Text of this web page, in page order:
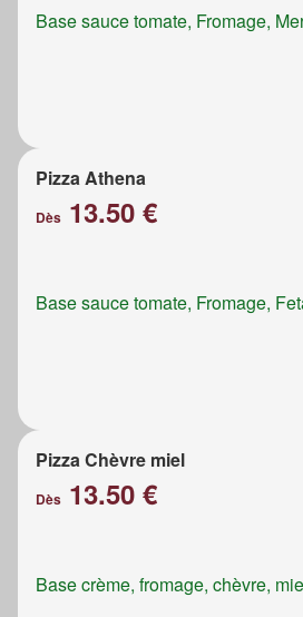
Base sauce tomate, Fromage,
Pizza Athena
Dès 13.50 €
Base sauce tomate, Fromage,
Pizza Chèvre miel
Dès 13.50 €
Base crème, fromage, chèvre,